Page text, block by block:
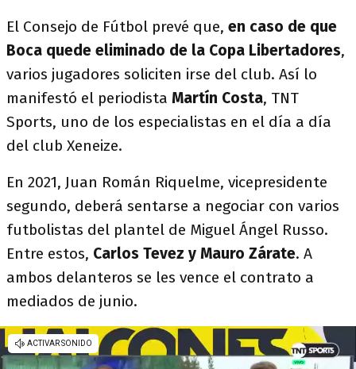
El Consejo de Fútbol prevé que, en caso de que
Boca quede eliminado de la Copa Libertadores,
varios jugadores soliciten irse del club. Así lo
manifestó el periodista Martín Costa, TNT
Sports, uno de los especialistas en el día a día
del club Xeneize.
En 2021, Juan Román Riquelme, vicepresidente
segundo, deberá sentarse a negociar con varios
futbolistas del plantel de Miguel Ángel Russo.
Entre estos, Carlos Tevez y Mauro Zárate. A
ambos delanteros se les vence el contrato a
mediados de junio.